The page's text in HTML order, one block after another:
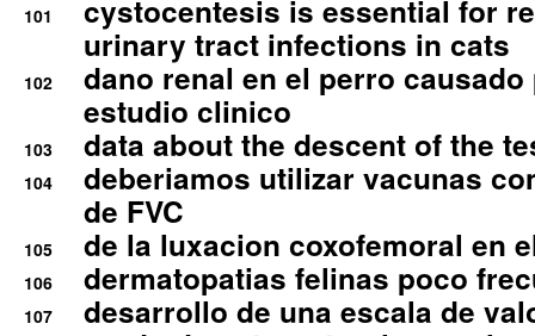
101
cystocentesis is essential for
urinary tract infections in cats
102
dano renal en el perro
estudio clinico
103 data about the descent of the
104
deberiamos utilizar vacunas
de FVC
105 de la luxacion coxofemoral en
106 dermatopatias felinas poco
107
desarrollo de una escala de